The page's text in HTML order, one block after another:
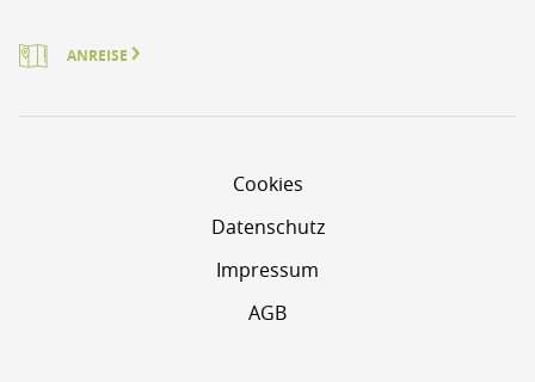
ANREISE
Cookies
Datenschutz
Impressum
AGB